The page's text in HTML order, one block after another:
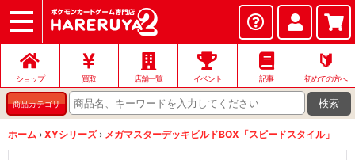
ショップ
店頭買取
ネット買取
店舗一覧
イベント
お問い合わせ
ショップ 買取 店舗一覧 イベント 記事
🔰
初めての方へ
商品カテゴリ 検索
ホーム › XYシリーズ › メガマスターデッキビルドBOX「スピードスタイル」